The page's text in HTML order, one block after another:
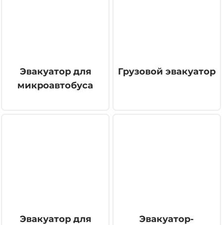
Эвакуатор для
микроавтобуса
Грузовой эвакуатор
Эвакуатор для
Эвакуатор-